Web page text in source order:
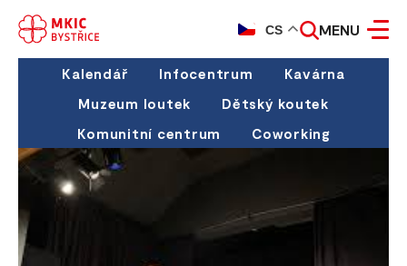
CS MENU
Kalendář Infocentrum
Kavárna
Muzeum loutek
Dětský koutek
Komunitní centrum
Coworking